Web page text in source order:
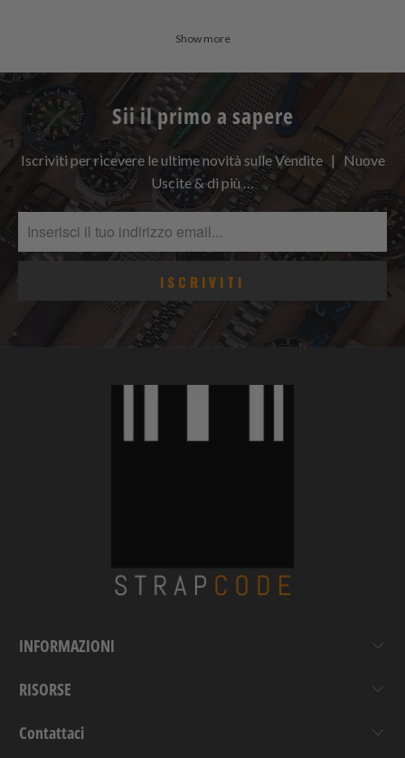
Show more
Sii il primo a sapere
Iscriviti per ricevere le ultime novità sulle Vendite | Nuove
Uscite & di più …
INFORMAZIONI
RISORSE
Contattaci